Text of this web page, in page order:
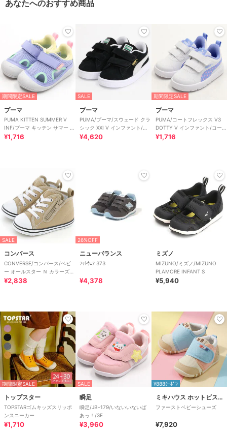
あなたへのおすすめ商品
期間限定SALE
プーマ
PUMA KITTEN SUMMER V
INF/プーマ キッテン サマー V
インファント
¥1,716
SALE
プーマ
PUMA/プーマ/スウェード クラ
シック XXI V インファント/ベ
ビー
¥4,620
期間限定SALE
プーマ
PUMA/コートフレックス V3
DOTTY V インファント/コート
フレックス V3 ドッティ
¥1,716
SALE
コンバース
CONVERSE/コンバース/ベビ
ー オールスター Ｎ カラーズ
Ｚ
¥2,838
26%OFF
ニューバランス
ﾌｯﾄｳｪｱ 373
¥4,378
ミズノ
MIZUNO/ミズノ/MIZUNO
PLAMORE INFANT S
¥5,940
期間限定SALE
トップスター
TOPSTARゴムキッズスリッポ
ンスニーカー
¥1,710
SALE
瞬足
瞬足/JB-179/いないいないば
あっ！/3E
¥3,960
¥888ｸｰﾎﾟﾝ
ミキハウス ホットビスケッツ
ファーストベビーシューズ
¥7,920